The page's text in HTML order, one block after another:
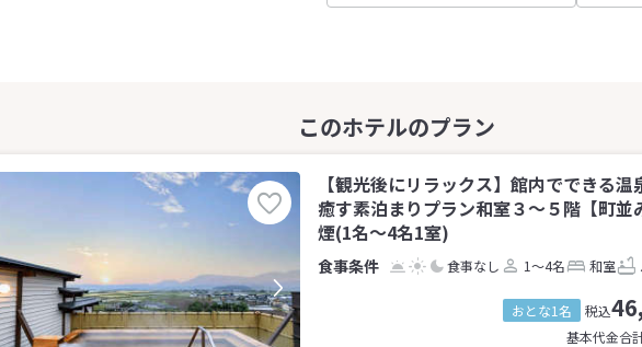
【観光後にリラックス】館内でできる
癒す素泊まりプラン和室３〜５階【町
煙(1名～4名1室)
食事なし 1～4名 和室
おとな1名 税込
基本代金合